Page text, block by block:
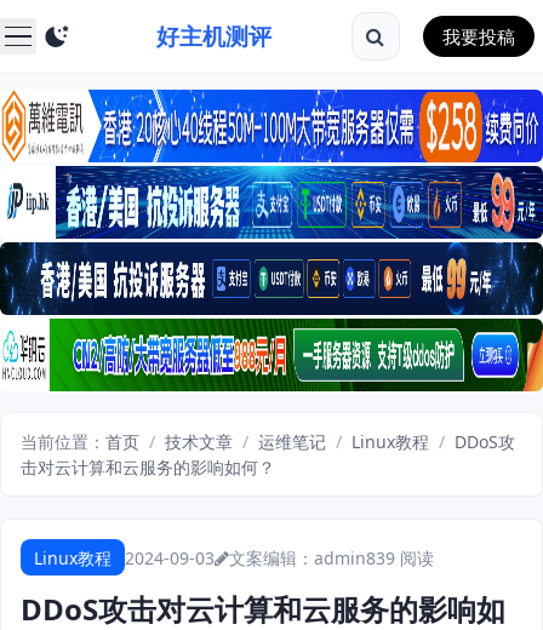
好主机测评 我要投稿
当前位置： 首页 / 技术文章 / 运维笔记 / Linux教程 / DDoS攻
击对云计算和云服务的影响如何？
Linux教程 2024-09-03 文案编辑：admin839 阅读
DDoS攻击对云计算和云服务的影响如